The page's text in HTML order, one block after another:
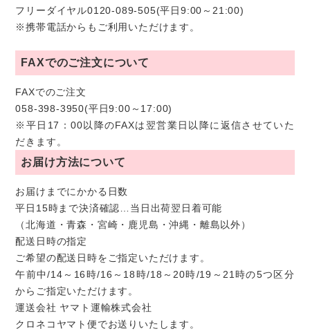
フリーダイヤル0120-089-505(平日9:00～21:00)
※携帯電話からもご利用いただけます。
FAXでのご注文について
FAXでのご注文
058-398-3950(平日9:00～17:00)
※平日17：00以降のFAXは翌営業日以降に返信させていた
だきます。
お届け方法について
お届けまでにかかる日数
平日15時まで決済確認…当日出荷翌日着可能
（北海道・青森・宮崎・鹿児島・沖縄・離島以外）
配送日時の指定
ご希望の配送日時をご指定いただけます。
午前中/14～16時/16～18時/18～20時/19～21時の5つ区分
からご指定いただけます。
運送会社 ヤマト運輸株式会社
クロネコヤマト便でお送りいたします。